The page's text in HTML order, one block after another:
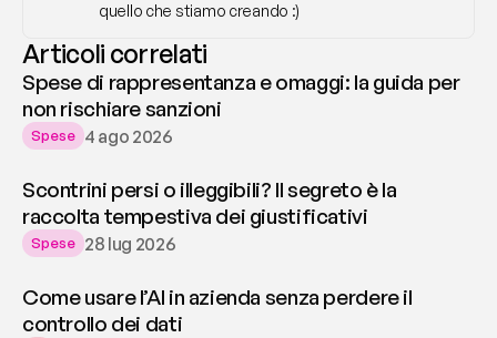
quello che stiamo creando :)
Articoli correlati
Spese di rappresentanza e omaggi: la guida per
non rischiare sanzioni
Spese 4 ago 2026
Scontrini persi o illeggibili? Il segreto è la
raccolta tempestiva dei giustificativi
Spese 28 lug 2026
Come usare l’AI in azienda senza perdere il
controllo dei dati